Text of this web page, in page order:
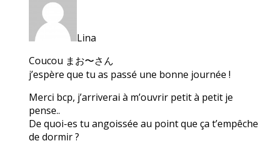
Lina
Coucou まお〜さん
j’espère que tu as passé une bonne journée !
Merci bcp, j’arriverai à m’ouvrir petit à petit je
pense..
De quoi-es tu angoissée au point que ça t’empêche
de dormir ?